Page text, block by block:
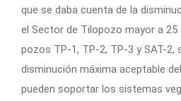
que se daba cuenta de la
el Sector de Tilopozo mayor a
pozos TP-1, TP-2, TP-3 y SAT-2,
disminución máxima aceptable
pueden soportar los sistemas